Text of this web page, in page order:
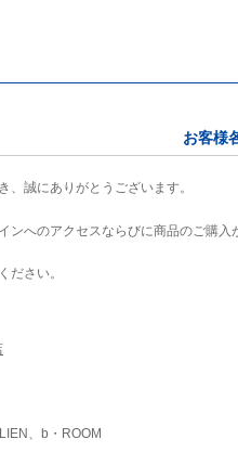
お客様
、誠にありがとうございます。
へのアクセスならびに商品のご購入
ださい。
、b・ROOM